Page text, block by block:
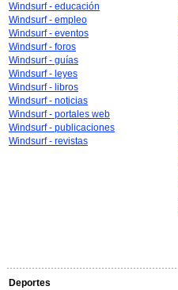
Windsurf - educación
Windsurf - empleo
Windsurf - eventos
Windsurf - foros
Windsurf - guías
Windsurf - leyes
Windsurf - libros
Windsurf - noticias
Windsurf - portales web
Windsurf - publicaciones
Windsurf - revistas
Deportes